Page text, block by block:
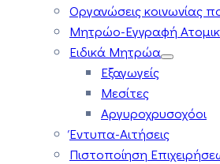
Οργανώσεις κοινωνίας
Μητρώο-Εγγραφή
Ειδικά Μητρώα
Εξαγωγείς
Μεσίτες
Αργυροχρυσοχόοι
Έντυπα-Αιτήσεις
Πιστοποίηση